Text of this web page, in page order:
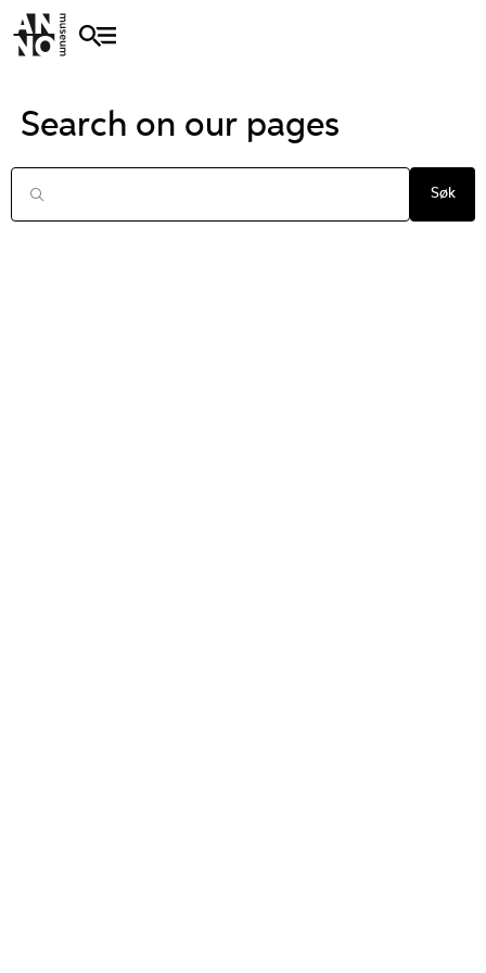
Search on our pages
Søk